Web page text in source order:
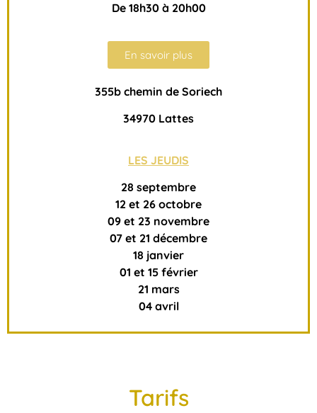
De 18h30 à 20h00
En savoir plus
355b chemin de Soriech
34970 Lattes
LES JEUDIS
28 septembre
12 et 26 octobre
09 et 23 novembre
07 et 21 décembre
18 janvier
01 et 15 février
21 mars
04 avril
Tarifs